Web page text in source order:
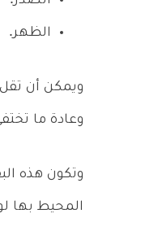
الظهر.
ويمكن أن
وعادة ما
وتكون هذه
المحيط بها